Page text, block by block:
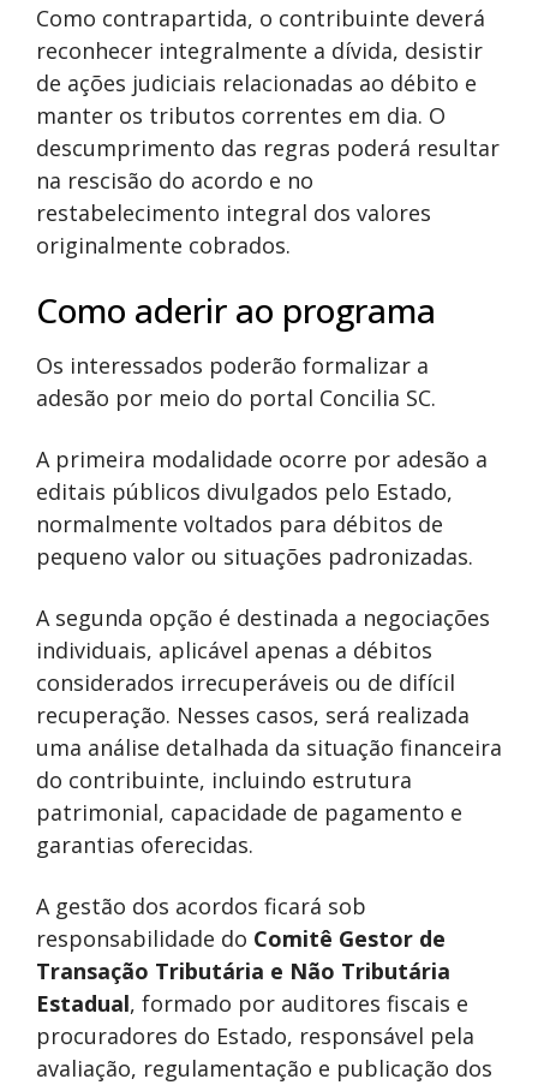
Como contrapartida, o contribuinte deverá
reconhecer integralmente a dívida, desistir
de ações judiciais relacionadas ao débito e
manter os tributos correntes em dia. O
descumprimento das regras poderá resultar
na rescisão do acordo e no
restabelecimento integral dos valores
originalmente cobrados.
Como aderir ao programa
Os interessados poderão formalizar a
adesão por meio do portal Concilia SC.
A primeira modalidade ocorre por adesão a
editais públicos divulgados pelo Estado,
normalmente voltados para débitos de
pequeno valor ou situações padronizadas.
A segunda opção é destinada a negociações
individuais, aplicável apenas a débitos
considerados irrecuperáveis ou de difícil
recuperação. Nesses casos, será realizada
uma análise detalhada da situação financeira
do contribuinte, incluindo estrutura
patrimonial, capacidade de pagamento e
garantias oferecidas.
A gestão dos acordos ficará sob
responsabilidade do Comitê Gestor de
Transação Tributária e Não Tributária
Estadual, formado por auditores fiscais e
procuradores do Estado, responsável pela
avaliação, regulamentação e publicação dos